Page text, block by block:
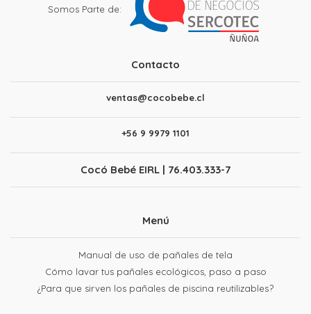
Somos Parte de:
Contacto
ventas@cocobebe.cl
+56 9 9979 1101
Cocó Bebé EIRL | 76.403.333-7
Menú
Manual de uso de pañales de tela
Cómo lavar tus pañales ecológicos, paso a paso
¿Para que sirven los pañales de piscina reutilizables?